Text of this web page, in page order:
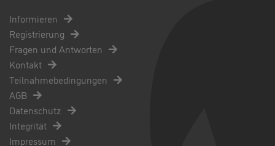
Informieren
Registrierung
Fragen und Antworten
Kontakt
Teilnahmebedingungen
AGB
Datenschutz
Integrität
Impressum